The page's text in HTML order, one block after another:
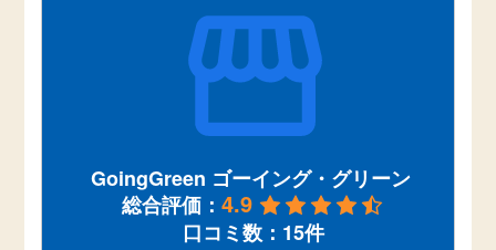
GoingGreen ゴーイング・グリーン
総合評価： 4.9
口コミ数：15件